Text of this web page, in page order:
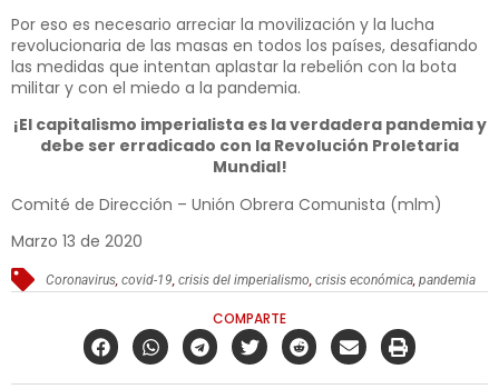
Por eso es necesario arreciar la movilización y la lucha
revolucionaria de las masas en todos los países, desafiando
las medidas que intentan aplastar la rebelión con la bota
militar y con el miedo a la pandemia.
¡El capitalismo imperialista es la verdadera pandemia y
debe ser erradicado con la Revolución Proletaria
Mundial!
Comité de Dirección – Unión Obrera Comunista (mlm)
Marzo 13 de 2020
Coronavirus ,covid-19 ,crisis del imperialismo ,crisis económica ,pandemia
COMPARTE